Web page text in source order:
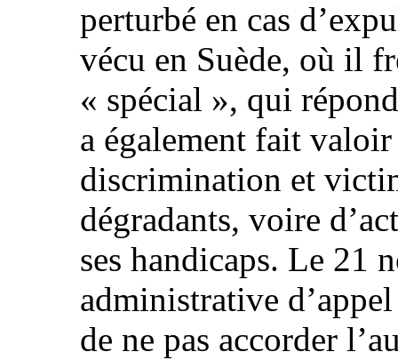
perturbé en cas
vécu en Suède, où il
« spécial », qui
a également fait
discrimination et
dégradants, voire
ses handicaps. Le 21
administrative
de ne pas accorder